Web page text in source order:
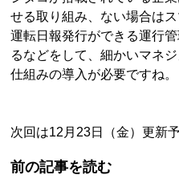
せる取り組み、ない場合は
運転日報発行ができる運行
るなどをして、細かいマネ
仕組みの導入が必要ですね。
次回は12月23日（金）更新予
前の記事を読む